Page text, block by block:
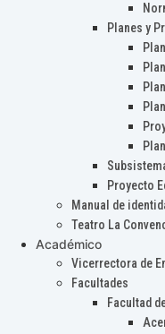
Planes y
Proyecto
Manual de
Teatro La
Académico
Vicerrectora de
Facultades
Facultad